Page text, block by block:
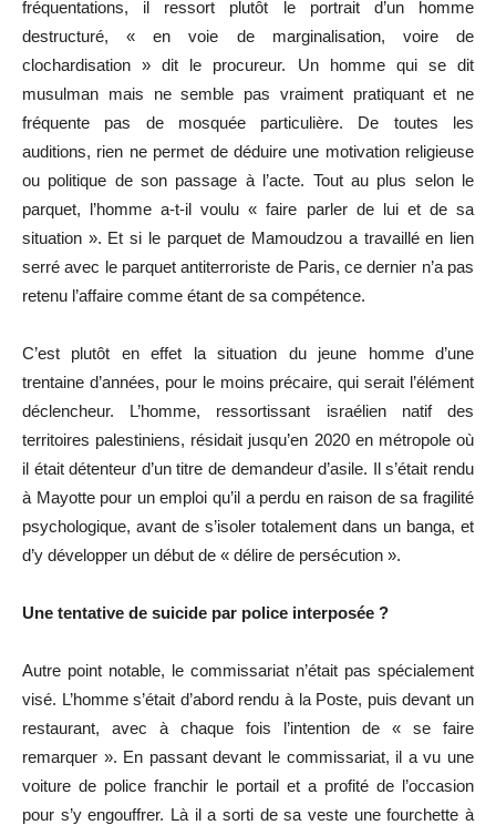
fréquentations, il ressort plutôt le portrait d’un homme
destructuré, « en voie de marginalisation, voire de
clochardisation » dit le procureur. Un homme qui se dit
musulman mais ne semble pas vraiment pratiquant et ne
fréquente pas de mosquée particulière. De toutes les
auditions, rien ne permet de déduire une motivation religieuse
ou politique de son passage à l’acte. Tout au plus selon le
parquet, l’homme a-t-il voulu « faire parler de lui et de sa
situation ». Et si le parquet de Mamoudzou a travaillé en lien
serré avec le parquet antiterroriste de Paris, ce dernier n’a pas
retenu l’affaire comme étant de sa compétence.
C’est plutôt en effet la situation du jeune homme d’une
trentaine d’années, pour le moins précaire, qui serait l’élément
déclencheur. L’homme, ressortissant israélien natif des
territoires palestiniens, résidait jusqu’en 2020 en métropole où
il était détenteur d’un titre de demandeur d’asile. Il s’était rendu
à Mayotte pour un emploi qu’il a perdu en raison de sa fragilité
psychologique, avant de s’isoler totalement dans un banga, et
d’y développer un début de « délire de persécution ».
Une tentative de suicide par police interposée ?
Autre point notable, le commissariat n’était pas spécialement
visé. L’homme s’était d’abord rendu à la Poste, puis devant un
restaurant, avec à chaque fois l’intention de « se faire
remarquer ». En passant devant le commissariat, il a vu une
voiture de police franchir le portail et a profité de l’occasion
pour s’y engouffrer. Là il a sorti de sa veste une fourchette à